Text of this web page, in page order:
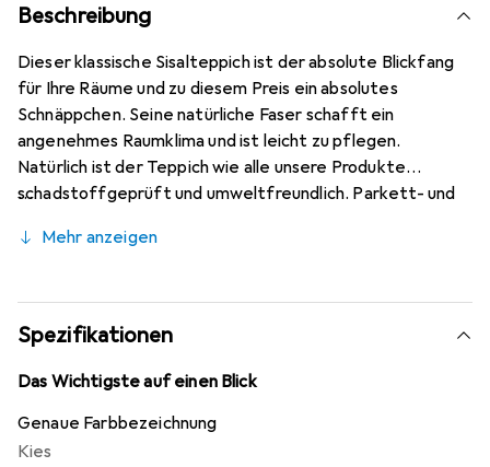
Beschreibung
Dieser klassische Sisalteppich ist der absolute Blickfang
für Ihre Räume und zu diesem Preis ein absolutes
Schnäppchen. Seine natürliche Faser schafft ein
angenehmes Raumklima und ist leicht zu pflegen.
Natürlich ist der Teppich wie alle unsere Produkte
schadstoffgeprüft und umweltfreundlich. Parkett- und
Fussel oder Flusen.
Mehr anzeigen
Spezifikationen
Das Wichtigste auf einen Blick
Genaue Farbbezeichnung
Kies